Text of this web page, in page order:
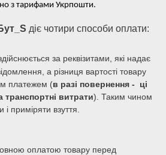
з тарифами Укрпошти.
діє чотири способи оплати:
за реквізитами, які надає
а різниця вартості товару
платежем (в разі повернення - ці
транспортні витрати). Таким чином
приміряти взуття.
оплатою товару перед